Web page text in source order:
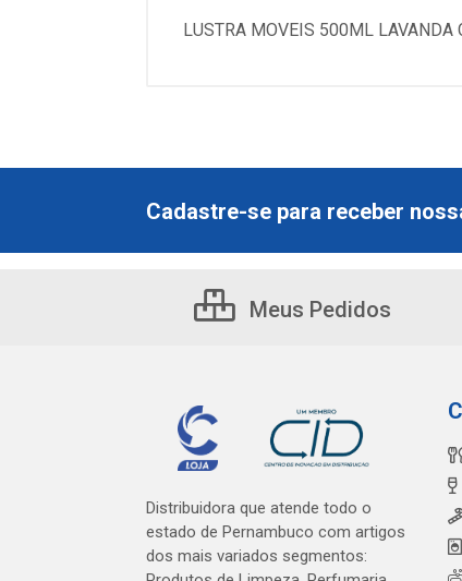
LUSTRA MOVEIS 500ML LAVANDA
Cadastre-se para receber
Meus Pedidos
Distribuidora que atende todo o
estado de Pernambuco com artigos
dos mais variados segmentos: